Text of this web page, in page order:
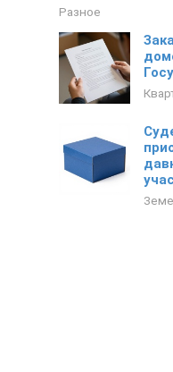
Разное